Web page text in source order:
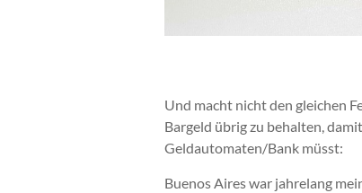
Und macht nicht den gleichen
Bargeld übrig zu behalten,
Geldautomaten/Bank müsst:
Buenos Aires war jahrelang